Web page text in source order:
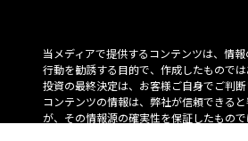
当メディアで提供するコンテンツは、情
行動を勧誘する目的で、作成したもので
投資の最終決定は、お客様ご自身でご判
コンテンツの情報は、弊社が信頼できる
が、その情報源の確実性を保証したもの